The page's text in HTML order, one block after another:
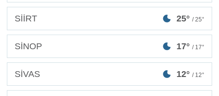
SİİRT 25° / 25°
SİNOP 17° / 17°
SİVAS 12° / 12°